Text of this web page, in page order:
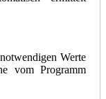
Werte
vom Programm